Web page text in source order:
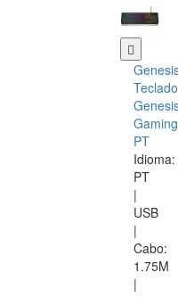
Teclado
Gaming
PT
Idioma:
PT
|
USB
|
Cabo:
1.75M
|